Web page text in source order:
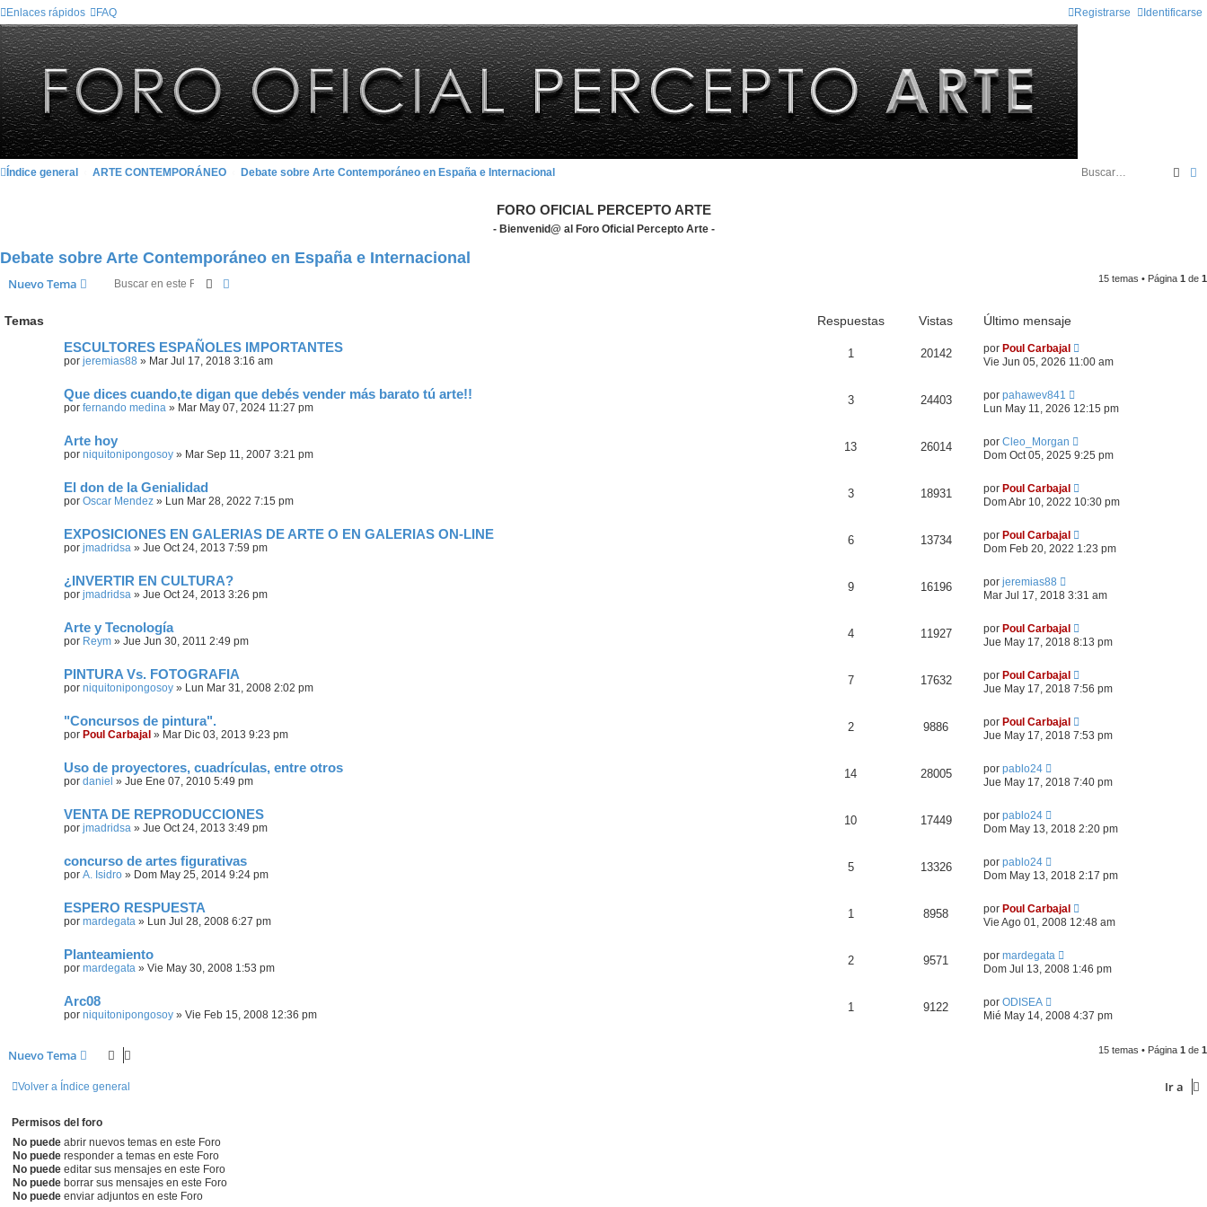
Enlaces rápidos FAQ Identificarse
Registrarse
Índice general ARTE CONTEMPORÁNEO Debate sobre Arte Contemporáneo en España e Internacional
FORO OFICIAL PERCEPTO ARTE
- Bienvenid@ al Foro Oficial Percepto Arte -
Debate sobre Arte Contemporáneo en España e Internacional
Nuevo Tema Buscar 15 temas • Página 1 de 1
Temas Respuestas Vistas
Último mensaje
ESCULTORES ESPAÑOLES IMPORTANTES
por jeremias88 » Mar Jul 17, 2018 3:16 am
1 20142 por Poul Carbajal
Vie Jun 05, 2026 11:00 am
Que dices cuando,te digan que debés vender más barato tú arte!!
por fernando medina » Mar May 07, 2024 11:27 pm
3 24403 por pahawev841
Lun May 11, 2026 12:15 pm
Arte hoy
por niquitonipongosoy » Mar Sep 11, 2007 3:21 pm
13 26014 por Cleo_Morgan
Dom Oct 05, 2025 9:25 pm
El don de la Genialidad
por Oscar Mendez » Lun Mar 28, 2022 7:15 pm
3 18931 por Poul Carbajal
Dom Abr 10, 2022 10:30 pm
EXPOSICIONES EN GALERIAS DE ARTE O EN GALERIAS ON-LINE
por jmadridsa » Jue Oct 24, 2013 7:59 pm
6 13734 por Poul Carbajal
Dom Feb 20, 2022 1:23 pm
¿INVERTIR EN CULTURA?
por jmadridsa » Jue Oct 24, 2013 3:26 pm
9 16196 por jeremias88
Mar Jul 17, 2018 3:31 am
Arte y Tecnología
por Reym » Jue Jun 30, 2011 2:49 pm
4 11927 por Poul Carbajal
Jue May 17, 2018 8:13 pm
PINTURA Vs. FOTOGRAFIA
por niquitonipongosoy » Lun Mar 31, 2008 2:02 pm
7 17632 por Poul Carbajal
Jue May 17, 2018 7:56 pm
"Concursos de pintura".
por Poul Carbajal » Mar Dic 03, 2013 9:23 pm
2 9886 por Poul Carbajal
Jue May 17, 2018 7:53 pm
Uso de proyectores, cuadrículas, entre otros
por daniel » Jue Ene 07, 2010 5:49 pm
14 28005 por pablo24
Jue May 17, 2018 7:40 pm
VENTA DE REPRODUCCIONES
por jmadridsa » Jue Oct 24, 2013 3:49 pm
10 17449 por pablo24
Dom May 13, 2018 2:20 pm
concurso de artes figurativas
por A. Isidro » Dom May 25, 2014 9:24 pm
5 13326 por pablo24
Dom May 13, 2018 2:17 pm
ESPERO RESPUESTA
por mardegata » Lun Jul 28, 2008 6:27 pm
1 8958 por Poul Carbajal
Vie Ago 01, 2008 12:48 am
Planteamiento
por mardegata » Vie May 30, 2008 1:53 pm
2 9571 por mardegata
Dom Jul 13, 2008 1:46 pm
Arc08
por niquitonipongosoy » Vie Feb 15, 2008 12:36 pm
1 9122 por ODISEA
Mié May 14, 2008 4:37 pm
Nuevo Tema 15 temas • Página 1 de 1
Volver a Índice general Ir a
Permisos del foro
No puede abrir nuevos temas en este Foro
No puede responder a temas en este Foro
No puede editar sus mensajes en este Foro
No puede borrar sus mensajes en este Foro
No puede enviar adjuntos en este Foro